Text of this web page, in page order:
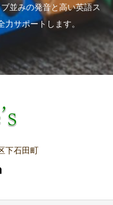
並みの発音と高い英語ス
サポートします。
下石田町